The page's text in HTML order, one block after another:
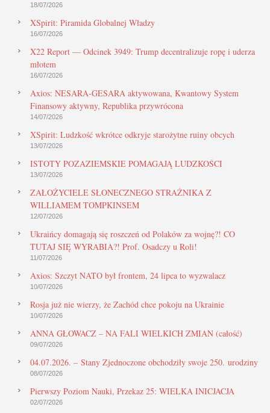
18/07/2026
XSpirit: Piramida Globalnej Władzy
16/07/2026
X22 Report — Odcinek 3949: Trump decentralizuje ropę i uderza
młotem
16/07/2026
Axios: NESARA-GESARA aktywowana, Kwantowy System
Finansowy aktywny, Republika przywrócona
14/07/2026
XSpirit: Ludzkość wkrótce odkryje starożytne ruiny obcych
13/07/2026
ISTOTY POZAZIEMSKIE POMAGAJĄ LUDZKOŚCI
13/07/2026
ZAŁOŻYCIELE SŁONECZNEGO STRAŻNIKA Z
WILLIAMEM TOMPKINSEM
12/07/2026
Ukraińcy domagają się roszczeń od Polaków za wojnę?! CO
TUTAJ SIĘ WYRABIA?! Prof. Osadczy u Roli!
11/07/2026
Axios: Szczyt NATO był frontem, 24 lipca to wyzwalacz
10/07/2026
Rosja już nie wierzy, że Zachód chce pokoju na Ukrainie
10/07/2026
ANNA GŁOWACZ – NA FALI WIELKICH ZMIAN (całość)
09/07/2026
04.07.2026. – Stany Zjednoczone obchodziły swoje 250. urodziny
08/07/2026
Pierwszy Poziom Nauki, Przekaz 25: WIELKA INICJACJA
02/07/2026